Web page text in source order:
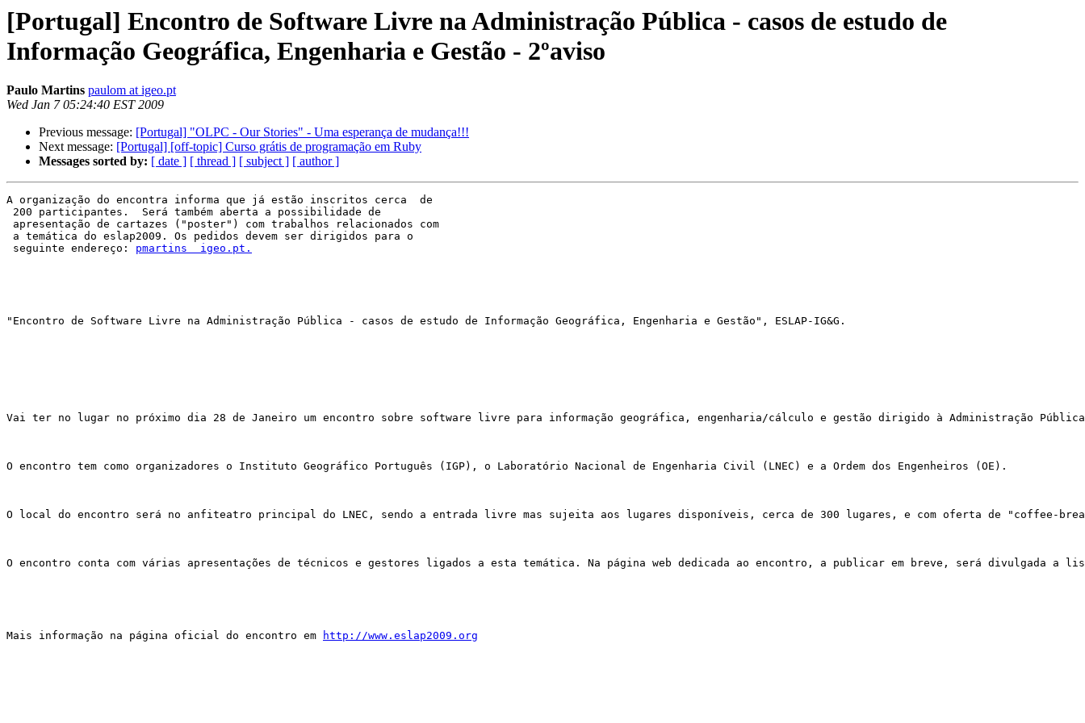
[Portugal] Encontro de Software Livre na Administração Pública - casos de estudo de
Informação Geográfica, Engenharia e Gestão - 2ºaviso
Paulo Martins paulom at igeo.pt
Wed Jan 7 05:24:40 EST 2009
Previous message: [Portugal] "OLPC - Our Stories" - Uma esperança de mudança!!!
Next message: [Portugal] [off-topic] Curso grátis de programação em Ruby
Messages sorted by: [ date ] [ thread ] [ subject ] [ author ]
A organização do encontra informa que já estão inscritos cerca  de
200 participantes.  Será também aberta a possibilidade de
apresentação de cartazes ("poster") com trabalhos relacionados com
a temática do eslap2009. Os pedidos devem ser dirigidos para o
seguinte endereço: pmartins  igeo.pt.
"Encontro de Software Livre na Administração Pública - casos de estudo de Informação Geográfica, Engenharia e Gestão", ESLAP-IG&G.
Vai ter no lugar no próximo dia 28 de Janeiro um encontro sobre software livre para informação geográfica, engenharia/cálculo e gestão dirigido à Administração
O encontro tem como organizadores o Instituto Geográfico Português (IGP), o Laboratório Nacional de Engenharia Civil (LNEC) e a Ordem dos Engenheiros (OE).
O local do encontro será no anfiteatro principal do LNEC, sendo a entrada livre mas sujeita aos lugares disponíveis, cerca de 300 lugares, e com oferta de "coffee-
O encontro conta com várias apresentações de técnicos e gestores ligados a esta temática. Na página web dedicada ao encontro, a publicar em breve, será divulgada
Mais informação na página oficial do encontro em http://www.eslap2009.org